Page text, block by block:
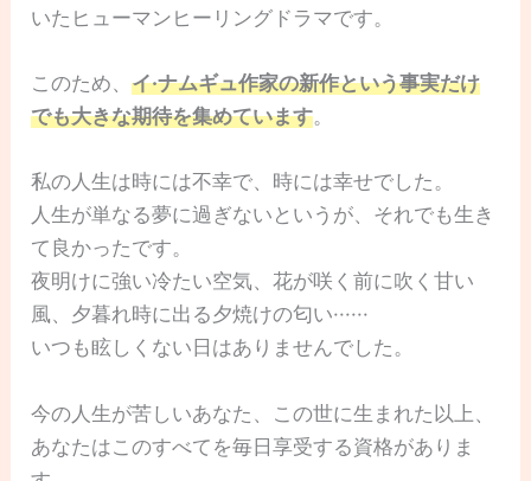
いたヒューマンヒーリングドラマです。
このため、イ·ナムギュ作家の新作という事実だけ
でも大きな期待を集めています。
私の人生は時には不幸で、時には幸せでした。
人生が単なる夢に過ぎないというが、それでも生き
て良かったです。
夜明けに強い冷たい空気、花が咲く前に吹く甘い
風、夕暮れ時に出る夕焼けの匂い······
いつも眩しくない日はありませんでした。
今の人生が苦しいあなた、この世に生まれた以上、
あなたはこのすべてを毎日享受する資格がありま